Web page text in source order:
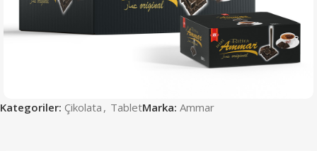
Kategoriler: Çikolata , TabletMarka: Ammar